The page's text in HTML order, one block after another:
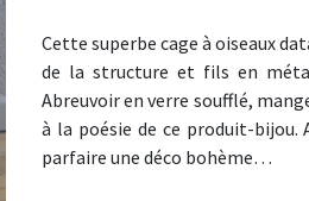
Cette superbe cage à oiseaux
de la structure et fils en
Abreuvoir en verre soufflé,
à la poésie de ce produit-bijou.
parfaire une déco bohème…